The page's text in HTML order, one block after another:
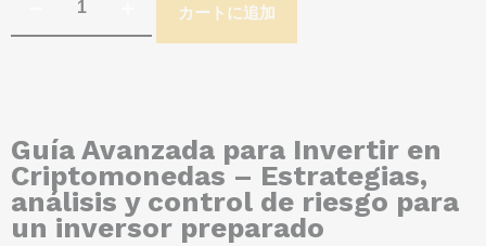
カートに追加
Guía Avanzada para Invertir en
Criptomonedas – Estrategias,
análisis y control de riesgo para
un inversor preparado